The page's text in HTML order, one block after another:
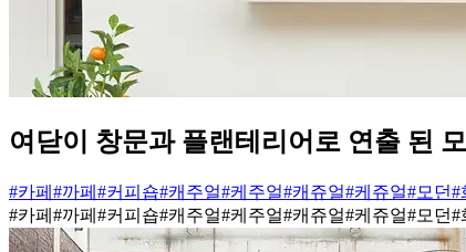
여닫이 창문과 플랜테리어로 연출 된
#카페 #까페 #커피숍#캐주얼#케주얼#캐쥬얼#케쥬얼#모던#
#카페 #까페 #커피숍#캐주얼#케주얼#캐쥬얼#케쥬얼#모던#